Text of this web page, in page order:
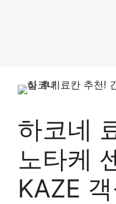
하코네
노타케
KAZE